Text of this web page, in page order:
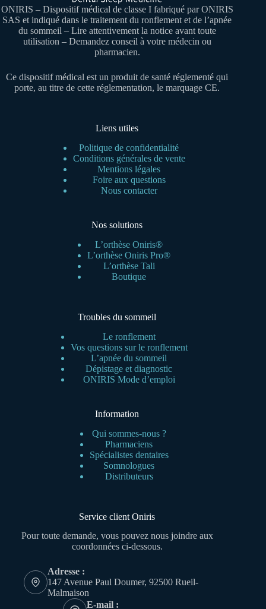
ONIRIS – Dispositif médical de classe I fabriqué par ONIRIS
SAS et indiqué dans le traitement du ronflement et de l’apnée
du sommeil – Lire attentivement la notice avant toute
utilisation – Demandez conseil à votre médecin ou
pharmacien.
Ce dispositif médical est un produit de santé réglementé qui
porte, au titre de cette réglementation, le marquage CE.
Liens utiles
Politique de confidentialité
Conditions générales de vente
Mentions légales
Foire aux questions
Nous contacter
Nos solutions
L’orthèse Oniris®
L’orthèse Oniris Pro®
L’orthèse Tali
Boutique
Troubles du sommeil
Le ronflement
Vos questions sur le ronflement
L’apnée du sommeil
Dépistage et diagnostic
ONIRIS Mode d’emploi
Information
Qui sommes-nous ?
Pharmaciens
Spécialistes dentaires
Somnologues
Distributeurs
Service client Oniris
Pour toute demande, vous pouvez nous joindre aux
coordonnées ci-dessous.
Adresse :
147 Avenue Paul Doumer, 92500 Rueil-
Malmaison
E-mail :